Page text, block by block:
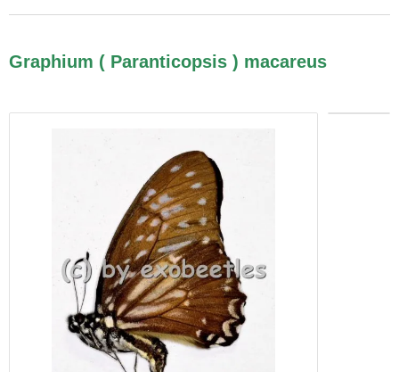
Graphium ( Paranticopsis ) macareus